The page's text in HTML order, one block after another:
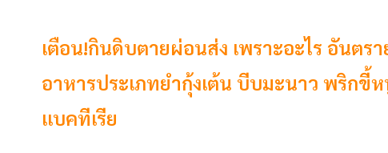
เตือน!กินดิบตายผ่อนส่ง เพราะอะไร อันต
อาหารประเภทยำกุ้งเต้น บีบมะนาว พริกขี้
แบคทีเรีย